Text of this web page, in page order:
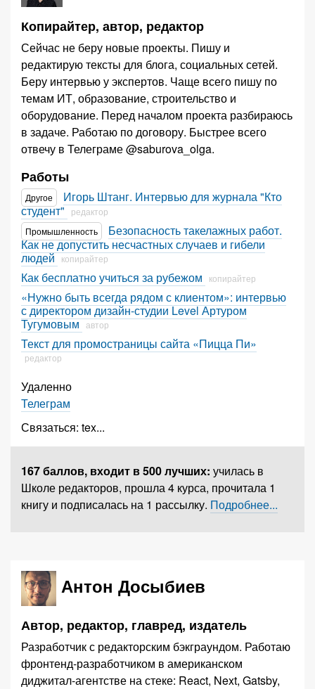
Копирайтер, автор, редактор
Сейчас не беру новые проекты. Пишу и
редактирую тексты для блога, социальных сетей.
Беру интервью у экспертов. Чаще всего пишу по
темам ИТ, образование, строительство и
оборудование. Перед началом проекта разбираюсь
в задаче. Работаю по договору. Быстрее всего
отвечу в Телеграме @saburova_olga.
Работы
Другое
Игорь Штанг. Интервью для журнала "Кто
студент" редактор
Промышленность
Безопасность такелажных работ.
Как не допустить несчастных случаев и гибели
людей копирайтер
Как бесплатно учиться за рубежом копирайтер
«Нужно быть всегда рядом с клиентом»: интервью
с директором дизайн-студии Level Артуром
Тугумовым автор
Текст для промостраницы сайта «Пицца Пи»
редактор
Удаленно
Телеграм
Связаться: tex...
167 баллов, входит в 500 лучших: училась в
Школе редакторов, прошла 4 курса, прочитала 1
книгу и подписалась на 1 рассылку. Подробнее...
Антон Досыбиев
Автор, редактор, главред, издатель
Разработчик с редакторским бэкграундом. Работаю
фронтенд-разработчиком в американском
диджитал-агентстве на стеке: React, Next, Gatsby,